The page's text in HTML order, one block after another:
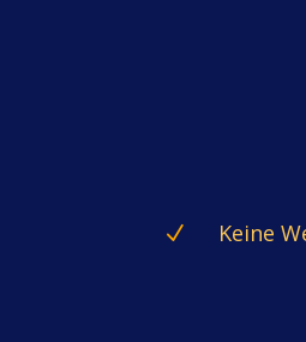
N Keine